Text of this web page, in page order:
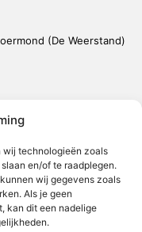
wij technologieën zoals
en/of te raadplegen.
wij gegevens zoals
Als je geen
kan dit een nadelige
(De Weerstand)